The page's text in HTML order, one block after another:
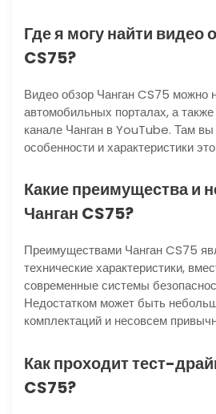
Где я могу найти видео
CS75?
Видео обзор Чанган CS75 можно
автомобильных порталах, а
канале Чанган в YouTube. Там
особенности и характеристики
Какие преимущества и
Чанган CS75?
Преимуществами Чанган CS75
технические характеристики,
современные системы
Недостатком может быть
комплектаций и несовсем
Как проходит тест-
CS75?